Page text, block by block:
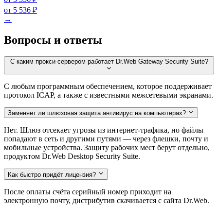
от 5 536 ₽
→
Вопросы и ответы
С каким прокси-сервером работает Dr.Web Gateway Security Suite?
С любым программным обеспечением, которое поддерживает
протокол ICAP, а также с известными межсетевыми экранами.
Заменяет ли шлюзовая защита антивирус на компьютерах?
Нет. Шлюз отсекает угрозы из интернет-трафика, но файлы
попадают в сеть и другими путями — через флешки, почту и
мобильные устройства. Защиту рабочих мест берут отдельно,
продуктом Dr.Web Desktop Security Suite.
Как быстро придёт лицензия?
После оплаты счёта серийный номер приходит на
электронную почту, дистрибутив скачивается с сайта Dr.Web.